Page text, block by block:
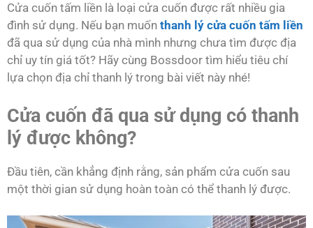
Cửa cuốn tấm liền là loại cửa cuốn được rất nhiều gia
đình sử dụng. Nếu bạn muốn thanh lý cửa cuốn tấm liền
đã qua sử dụng của nhà mình nhưng chưa tìm được địa
chỉ uy tín giá tốt? Hãy cùng Bossdoor tìm hiểu tiêu chí
lựa chọn địa chỉ thanh lý trong bài viết này nhé!
Cửa cuốn đã qua sử dụng có thanh
lý được không?
Đầu tiên, cần khẳng định rằng, sản phẩm cửa cuốn sau
một thời gian sử dụng hoàn toàn có thể thanh lý được.